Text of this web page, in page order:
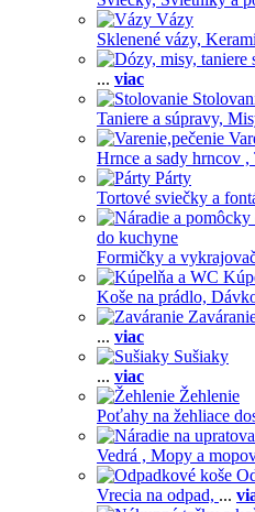
Vázy
Sklenené vázy,
... viac
Taniere a súpravy,
Hrnce a sady hrncov ,
Párty
Tortové sviečky a
do kuchyne
Formičky a
Koše na prádlo,
... viac
Sušiaky
... viac
Žehlenie
Poťahy na žehliace
Vedrá , Mopy a
Vrecia na odpad, ...